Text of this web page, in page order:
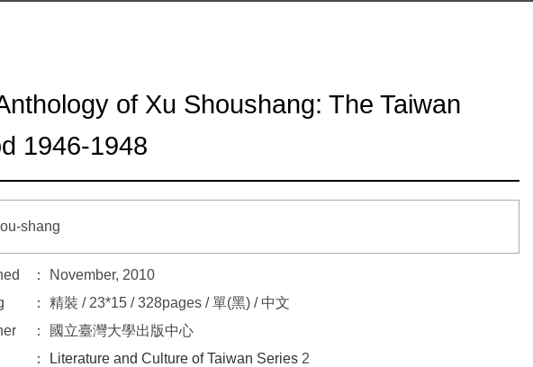
of Xu Shoushang: The Taiwan
1946-1948
shang
November, 2010
精裝 / 23*15 / 328pages / 單(黑) / 中文
國立臺灣大學出版中心
Literature and Culture of Taiwan Series 2